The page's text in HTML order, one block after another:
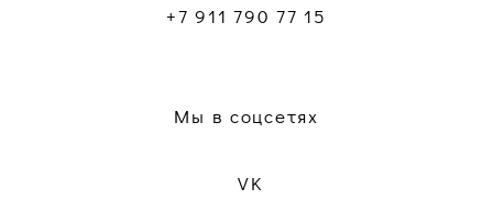
+7 911 790 77 15
Мы в соцсетях
VK